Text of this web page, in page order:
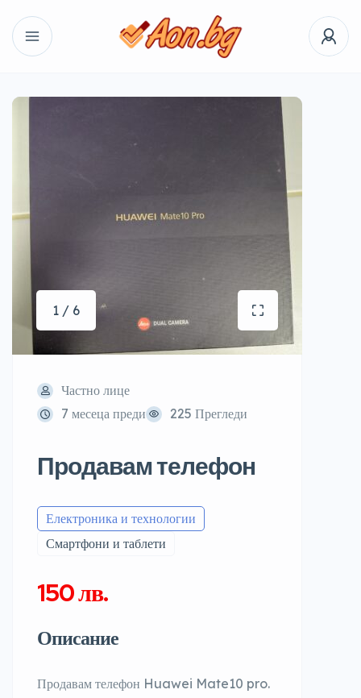
1 / 6
Частно лице
7 месеца преди
225 Прегледи
Продавам телефон
Електроника и технологии
Смартфони и таблети
150 лв.
Описание
Продавам телефон Huawei Mate10 pro.